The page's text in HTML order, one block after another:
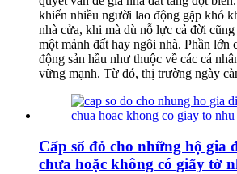
khiến nhiều người lao động gặp khó
nhà cửa, khi mà dù nỗ lực cả đời
một mảnh đất hay ngôi nhà. Phần lớn
động sản hầu như thuộc về các cá
vững mạnh. Từ đó, thị trường ngày
Cấp sổ đỏ cho những hộ gia
chưa hoặc không có giấy tờ